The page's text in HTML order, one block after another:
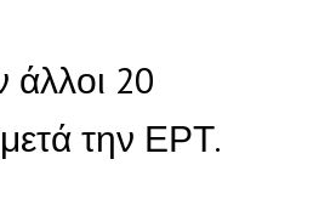
20
την ΕΡΤ.